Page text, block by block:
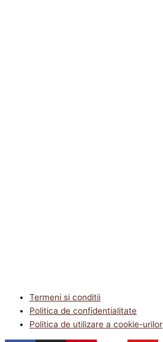
Termeni si conditii
Politica de confidentialitate
Politica de utilizare a cookie-urilor